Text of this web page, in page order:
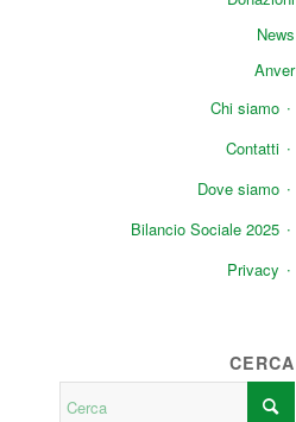
News
Anver
Chi siamo
Contatti
Dove siamo
Bilancio Sociale 2025
Privacy
CERCA